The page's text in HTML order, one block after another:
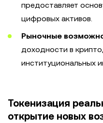
предоставляет
цифровых активов.
Рыночные
доходности в
институциональных
Токенизация
открытие новых